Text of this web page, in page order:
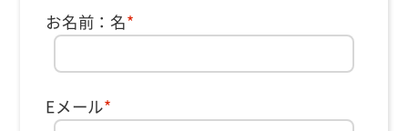
お名前：名*
Eメール*